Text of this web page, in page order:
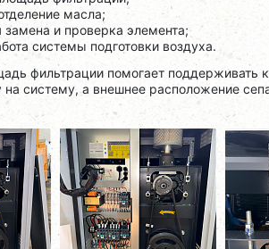
масла;
замена и проверка элемента;
системы подготовки воздуха.
фильтрации помогает поддерживать
на систему, а внешнее расположение